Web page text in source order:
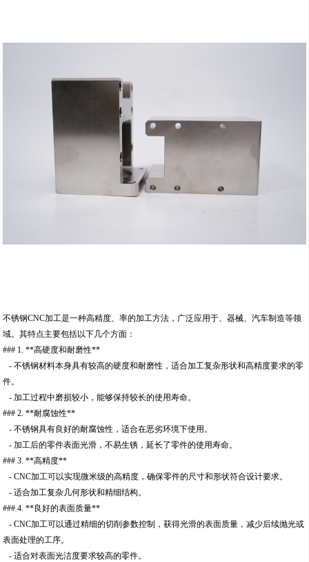
不锈钢CNC加工是一种高精度、率的加工方法，广泛应用于、器械、汽车制造等领
域。其特点主要包括以下几个方面：
### 1. **高硬度和耐磨性**
- 不锈钢材料本身具有较高的硬度和耐磨性，适合加工复杂形状和高精度要求的零
件。
- 加工过程中磨损较小，能够保持较长的使用寿命。
### 2. **耐腐蚀性**
- 不锈钢具有良好的耐腐蚀性，适合在恶劣环境下使用。
- 加工后的零件表面光滑，不易生锈，延长了零件的使用寿命。
### 3. **高精度**
- CNC加工可以实现微米级的高精度，确保零件的尺寸和形状符合设计要求。
- 适合加工复杂几何形状和精细结构。
### 4. **良好的表面质量**
- CNC加工可以通过精细的切削参数控制，获得光滑的表面质量，减少后续抛光或
表面处理的工序。
- 适合对表面光洁度要求较高的零件。